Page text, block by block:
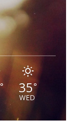
° 35°
WED